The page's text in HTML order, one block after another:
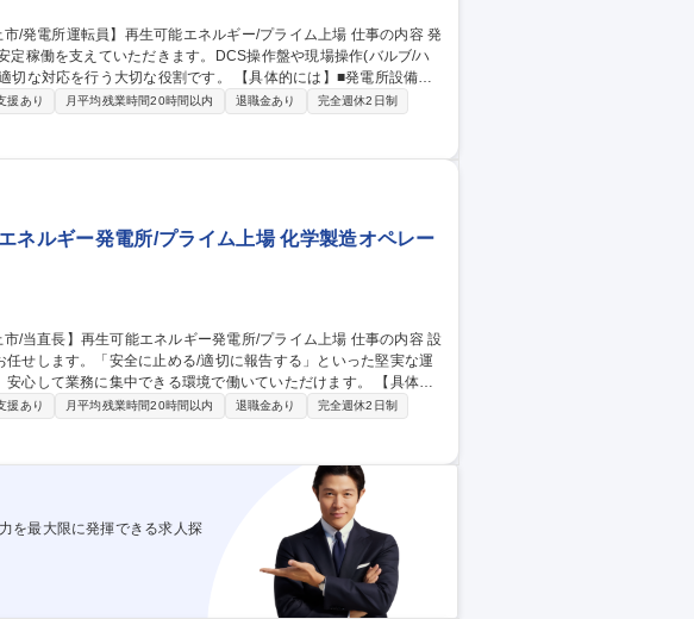
定稼働を支えていただきます。DCS操作盤や現場操作(バルブ/ハ
切な役割です。 【具体的には】■発電所設備運
■薬品在庫管理/調達依頼/受入 ■定例点検(予備機起動テスト等)■故
能エネルギーへの転換が加速する中、木質バイオマスを活用し
みです。 “木をエネルギーに変える”というシンプルで奥深いプロ
発電所運転員】再生可能エ
援あり 月平均残業時間20時間以内 退職金あり
完全週休2日制
ネルギー発電所/プライム上場 化学製造オペレー
せします。「安全に止める/適切に報告する」といった堅実な運
て業務に集中できる環境で働いていただけます。 【具体的
) ■発電設備現場点検 ■薬品在庫管理/調達依頼/受入 ■定例点検(予
プロジェクト】再生可能エネルギーへの転換が加速する中、木質
を担う重要な取り組みです。 “木をエネルギーに変える”というシ
に直結します。 募集職種 【新潟県村上市/当直
援あり 月平均残業時間20時間以内 退職金あり
完全週休2日制
を最大限に発揮できる求人探